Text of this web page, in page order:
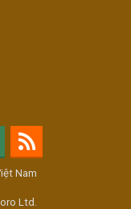
Nam
Ltd.